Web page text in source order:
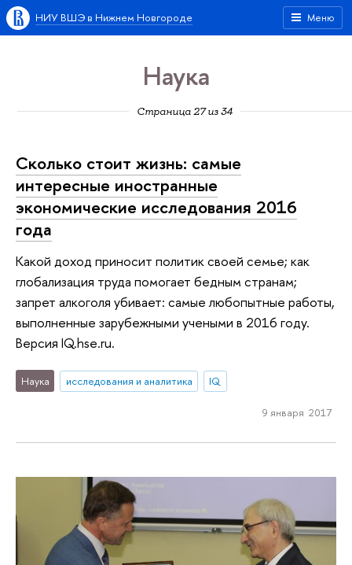
Меню
НИУ ВШЭ в Нижнем Новгороде
Наука
Страница 27 из 34
Сколько стоит жизнь: самые
интересные иностранные
экономические исследования 2016
года
Какой доход приносит политик своей семье; как
глобализация труда помогает бедным странам;
запрет алкоголя убивает: самые любопытные работы,
выполненные зарубежными учеными в 2016 году.
Версия IQ.hse.ru.
Наука исследования и аналитика IQ
9 января 2017